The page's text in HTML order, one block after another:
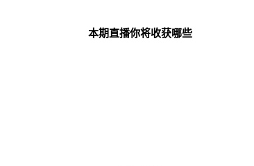
本期直播你将收获哪些